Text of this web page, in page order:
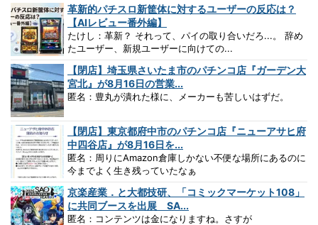
革新的パチスロ新筐体に対するユーザーの反応は？
【AIレビュー番外編】
たけし：革新？ それって、パイの取り合いだろ...。 辞め
たユーザー、新規ユーザーに向けての...
【閉店】埼玉県さいたま市のパチンコ店『ガーデン大
宮北』が8月16日の営業...
匿名：豊丸が潰れた様に、メーカーも苦しいはずだ。
【閉店】東京都府中市のパチンコ店『ニューアサヒ府
中四谷店』が8月16日を...
匿名：周りにAmazon倉庫しかない不便な場所にあるのに
今までよく生き残っていたなぁ
京楽産業．と大都技研、「コミックマーケット108」
に共同ブースを出展 SA...
匿名：コンテンツは金になりますね。さすが